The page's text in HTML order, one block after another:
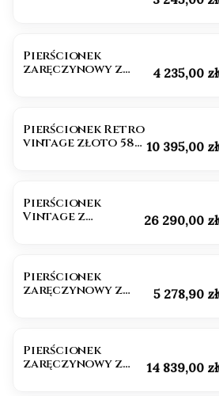
Pierścionek
zaręczynowy z
Cena
4 235,00 zł
Pierścionek Retro
vintage złoto 585 Cena
10 395,00 zł
Pierścionek
Vintage z
Cena
26 290,00 zł
Pierścionek
zaręczynowy z
Cena
5 278,90 zł
Pierścionek
zaręczynowy z
Cena
14 839,00 zł